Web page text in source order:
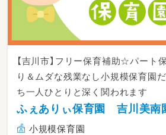
【吉川市】フリー保育補助☆パー
り＆ムダな残業なし小規模保育園
ち一人ひとりと深く関われます
ふぇありぃ保育園 吉川美南
小規模保育園